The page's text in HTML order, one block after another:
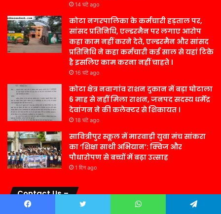
14 घंटे ago
कोटा नगरपालिका के कर्मचारी हड़ताल पर,
सांसद प्रतिनिधि, एल्डरमैन पर लगाए आरोप
कहा काम नहीं करने देते, एल्डरमैन और सांसद
प्रतिनिधि ने कहा कर्मचारी कई साल से यहां टिके
है इसलिए काम करना नहीं चाहते ।
16 घंटे ago
कोटा क्षेत्र नवागांव राशन दुकान में बड़ा घोटाला
6 माह से नहीं मिला राशन, जनपद सदस्य धर्मेंद्र
देवांगन ने की कलेक्टर से शिकायत ।
18 घंटे ago
सावित्रीपुर स्कूल में मारवाड़ी युवा मंच सांकरा
का ‘शिक्षा साथी अभियान’: क्विज और
पौधारोपण से बच्चों में बढ़ा उत्साह
1 दिन ago
Contact Us –